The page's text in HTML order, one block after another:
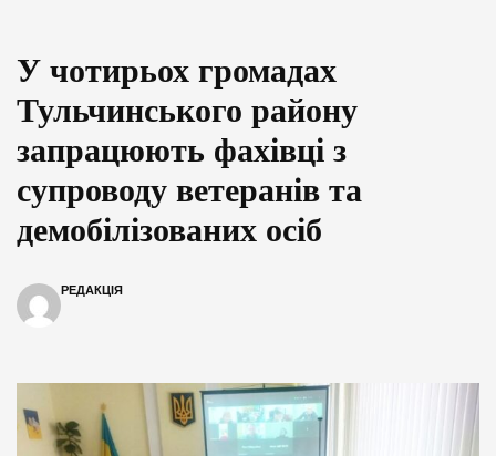
У чотирьох громадах
Тульчинського району
запрацюють фахівці з
супроводу ветеранів та
демобілізованих осіб
РЕДАКЦІЯ